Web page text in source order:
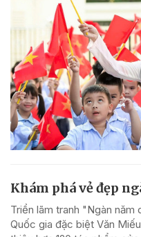
Khám phá vẻ đẹp
Triển lãm tranh "Ngàn
Quốc gia đặc biệt Văn